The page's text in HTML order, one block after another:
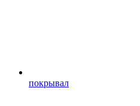
покрывал